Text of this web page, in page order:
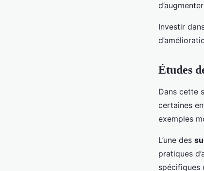
Investir
Études
Dans cette
certaines
exemples
L’une des
pratiques
spécifiques